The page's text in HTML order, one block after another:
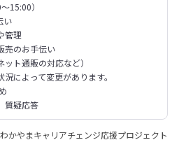
15:00）
い
管理
売のお手伝い
ット通販の対応など）
によって変更があります。
質疑応答
かやまキャリアチェンジ応援プロジェクト